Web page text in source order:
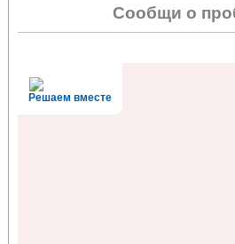
Сообщи о
Решаем вместе